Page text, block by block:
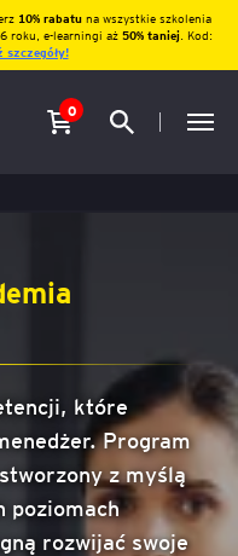
10% rabatu na wszystkie szkolenia
roku, e-learningi aż 50% taniej. Kod:
szczegóły!
0
które
Program
z myślą
poziomach
rozwijać swoje